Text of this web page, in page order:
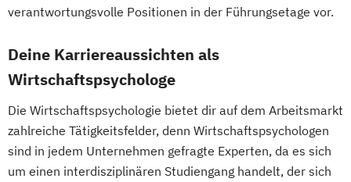
verantwortungsvolle Positionen in der Führungsetage vor.
Deine Karriereaussichten als
Wirtschaftspsychologe
Die Wirtschaftspsychologie bietet dir auf dem Arbeitsmarkt
zahlreiche Tätigkeitsfelder, denn Wirtschaftspsychologen
sind in jedem Unternehmen gefragte Experten, da es sich
um einen interdisziplinären Studiengang handelt, der sich